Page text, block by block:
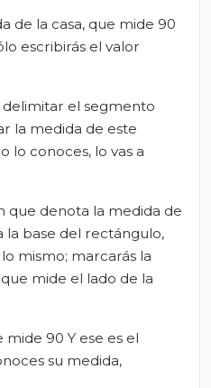
de la casa, que mide 90
escribirás el valor
delimitar el segmento
la medida de este
lo conoces, lo vas a
que denota la medida de
la base del rectángulo,
mismo; marcarás la
mide el lado de la
90 Y ese es el
su medida,